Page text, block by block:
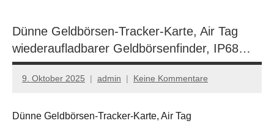
Dünne Geldbörsen-Tracker-Karte, Air Tag
wiederaufladbarer Geldbörsenfinder, IP68…
9. Oktober 2025 admin Keine Kommentare
Dünne Geldbörsen-Tracker-Karte, Air Tag